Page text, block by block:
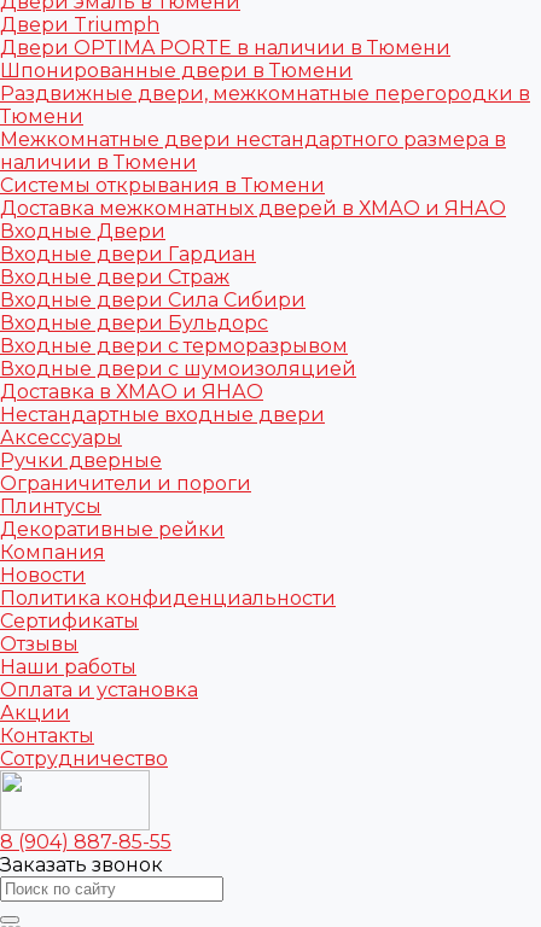
Двери Triumph
Двери OPTIMA PORTE в наличии в Тюмени
Шпонированные двери в Тюмени
Раздвижные двери, межкомнатные перегородки в
Тюмени
Межкомнатные двери нестандартного размера в
наличии в Тюмени
Системы открывания в Тюмени
Доставка межкомнатных дверей в ХМАО и ЯНАО
Входные Двери
Входные двери Гардиан
Входные двери Страж
Входные двери Сила Сибири
Входные двери Бульдорс
Входные двери с терморазрывом
Входные двери с шумоизоляцией
Доставка в ХМАО и ЯНАО
Нестандартные входные двери
Аксессуары
Ручки дверные
Ограничители и пороги
Плинтусы
Декоративные рейки
Компания
Новости
Политика конфиденциальности
Сертификаты
Отзывы
Наши работы
Оплата и установка
Акции
Контакты
Сотрудничество
8 (904) 887-85-55
Заказать звонок